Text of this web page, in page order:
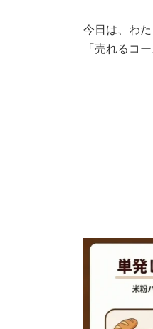
今日は、わ
「売れるコ